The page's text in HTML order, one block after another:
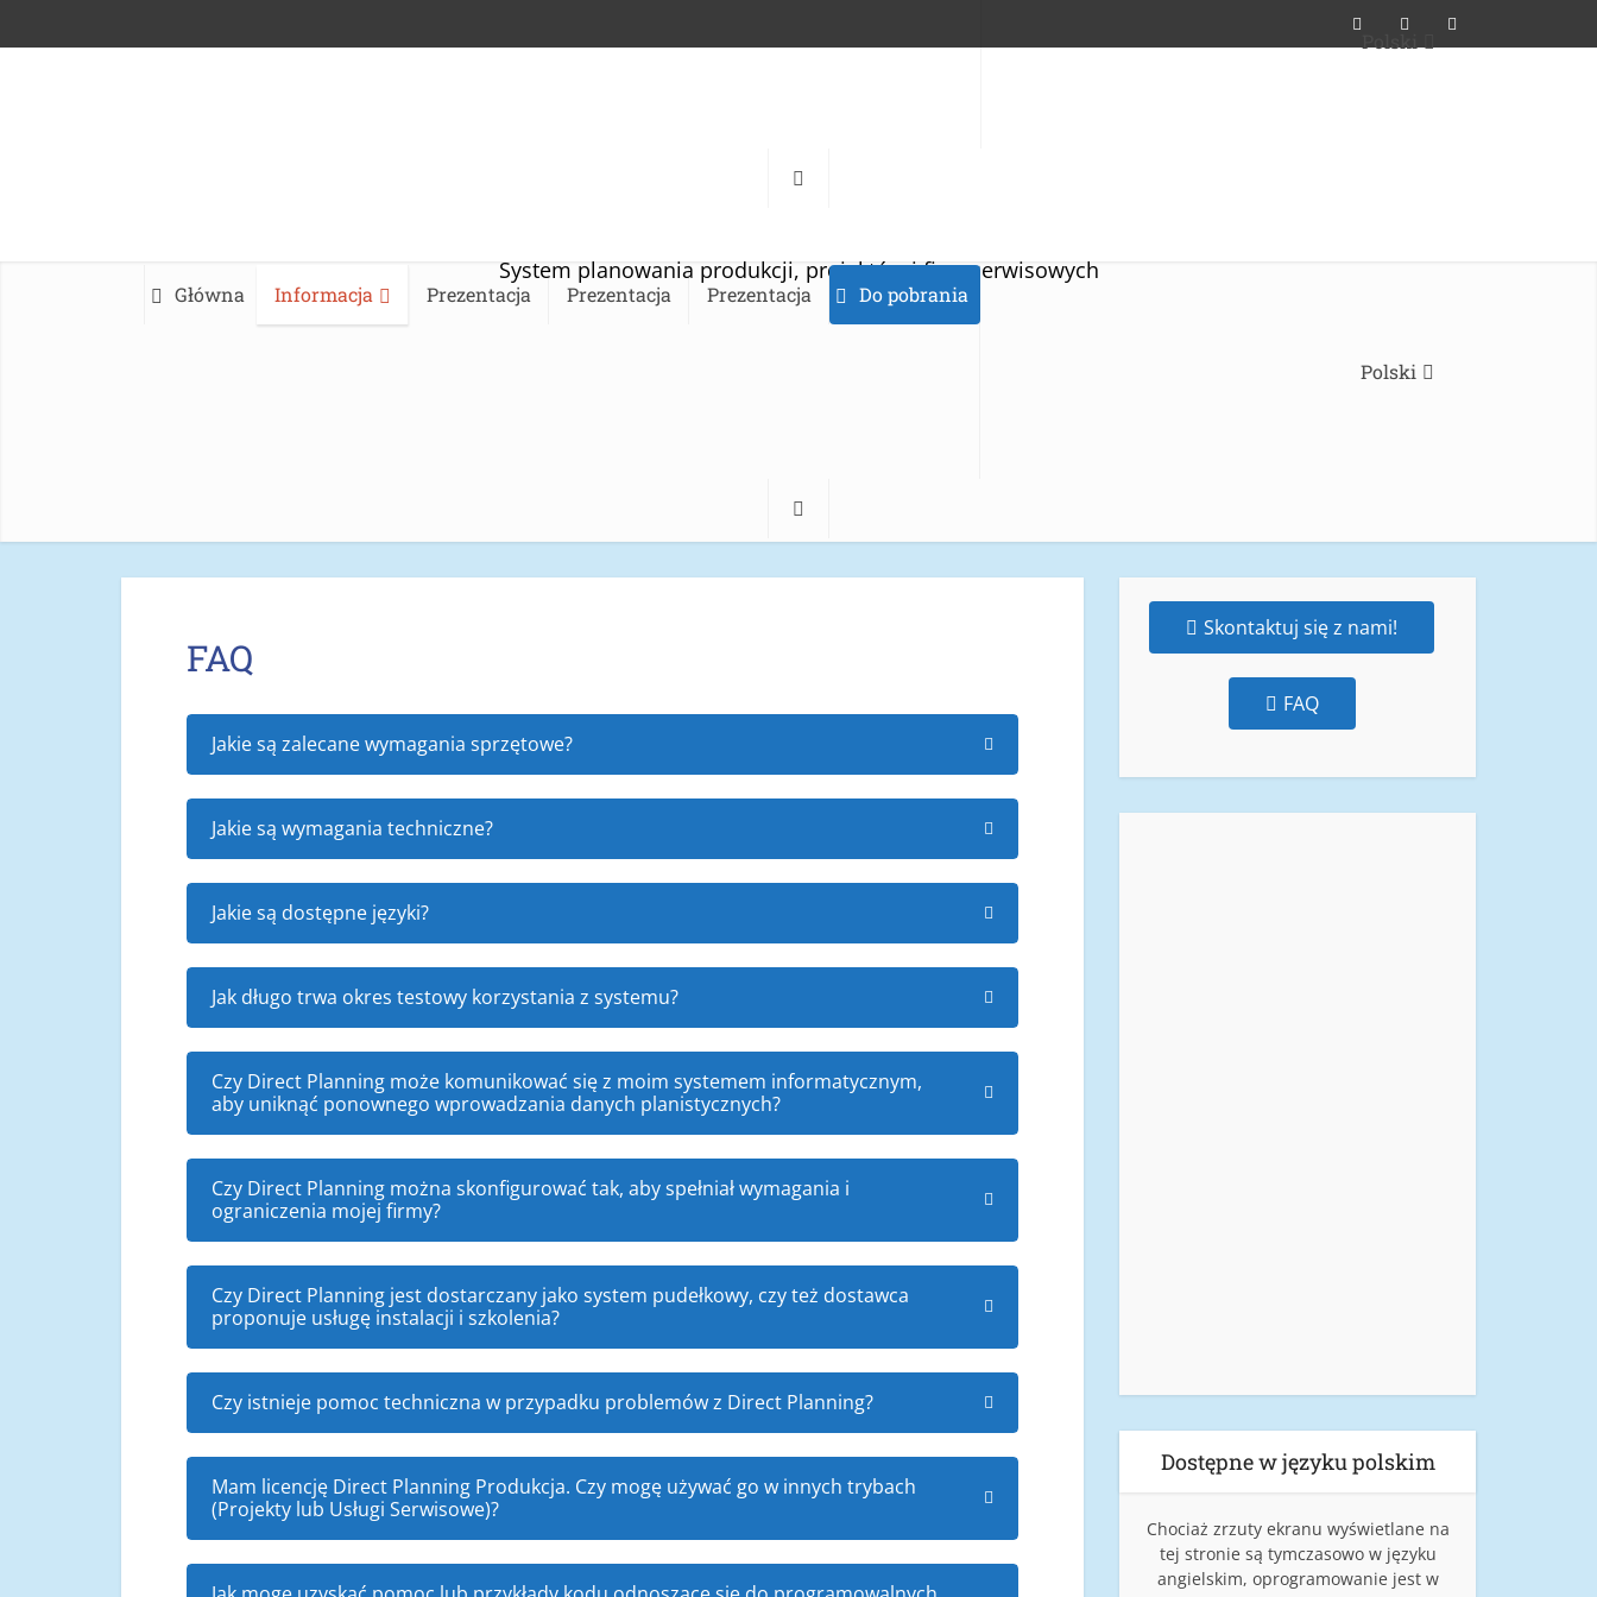
System planowania produkcji, projektów i firm serwisowych
Główna Informacja Prezentacja Prezentacja Prezentacja Do pobrania
Polski
FAQ
Jakie są zalecane wymagania sprzętowe?
Jakie są wymagania techniczne?
Jakie są dostępne języki?
Jak długo trwa okres testowy korzystania z systemu?
Czy Direct Planning może komunikować się z moim systemem informatycznym,
aby uniknąć ponownego wprowadzania danych planistycznych?
Czy Direct Planning można skonfigurować tak, aby spełniał wymagania i
ograniczenia mojej firmy?
Czy Direct Planning jest dostarczany jako system pudełkowy, czy też dostawca
proponuje usługę instalacji i szkolenia?
Czy istnieje pomoc techniczna w przypadku problemów z Direct Planning?
Mam licencję Direct Planning Produkcja. Czy mogę używać go w innych trybach
(Projekty lub Usługi Serwisowe)?
Skontaktuj się z nami!
FAQ
Dostępne w języku polskim
Chociaż zrzuty ekranu wyświetlane na
tej stronie są tymczasowo w języku
angielskim, oprogramowanie jest w